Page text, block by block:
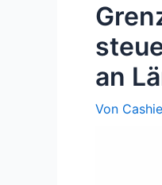
an
Von